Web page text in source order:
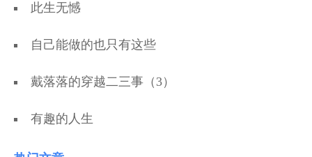
此生无憾
自己能做的也只有这些
戴落落的穿越二三事（3）
有趣的人生